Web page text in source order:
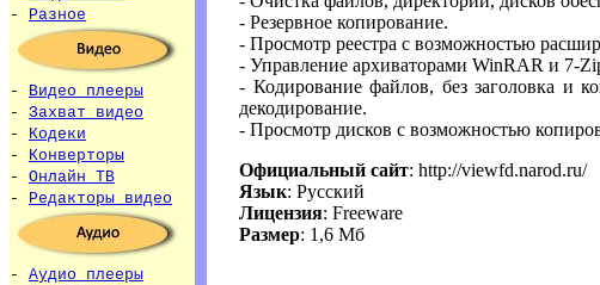
- Разное
- Видео плееры
- Захват видео
- Кодеки
- Конверторы
- Онлайн ТВ
- Редакторы видео
- Аудио плееры
- Резервное копирование.
- Просмотр реестра с возможностью
- Управление архиваторами WinRAR и 7-
- Кодирование файлов, без заголовка и
декодирование.
- Просмотр дисков с возможностью
Официальный сайт: http://viewfd.narod.ru/
Язык: Русский
Лицензия: Freeware
Размер: 1,6 Мб